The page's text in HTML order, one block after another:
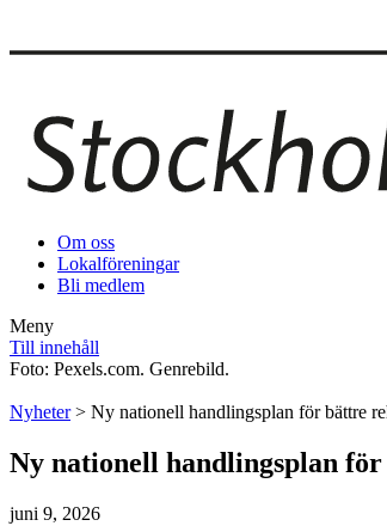
Om oss
Lokalföreningar
Bli medlem
Meny
Till innehåll
Foto: Pexels.com. Genrebild.
Nyheter> Ny nationell handlingsplan för bättre
Ny nationell handlingsplan
juni 9, 2026